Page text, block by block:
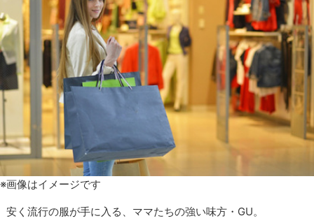
※画像はイメージです
安く流行の服が手に入る、ママたちの強い味方・GU。